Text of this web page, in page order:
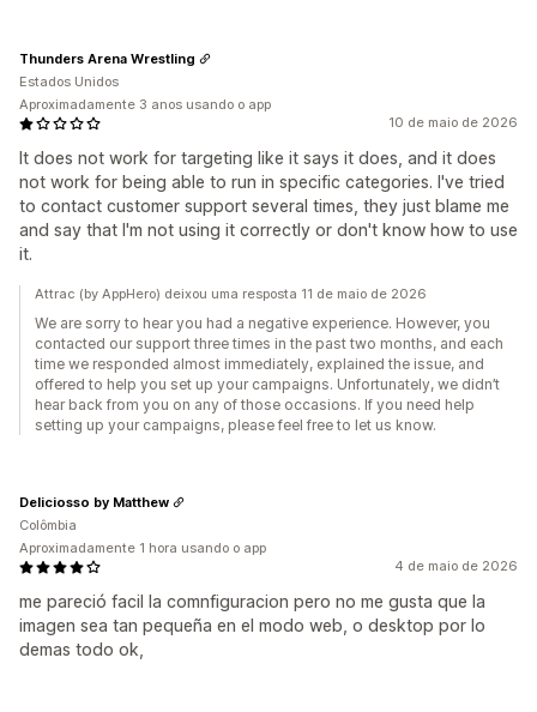
10 de maio de 2026
It does not work for targeting like it says it does, and it does
not work for being able to run in specific categories. I've tried
to contact customer support several times, they just blame me
and say that I'm not using it correctly or don't know how to use
it.
Thunders Arena Wrestling
Estados Unidos
Aproximadamente 3 anos usando o app
Attrac (by AppHero) deixou uma resposta 11 de maio de 2026
We are sorry to hear you had a negative experience. However, you
contacted our support three times in the past two months, and each
time we responded almost immediately, explained the issue, and
offered to help you set up your campaigns. Unfortunately, we didn’t
hear back from you on any of those occasions. If you need help
setting up your campaigns, please feel free to let us know.
4 de maio de 2026
me pareció facil la comnfiguracion pero no me gusta que la
imagen sea tan pequeña en el modo web, o desktop por lo
demas todo ok,
Deliciosso by Matthew
Colômbia
Aproximadamente 1 hora usando o app